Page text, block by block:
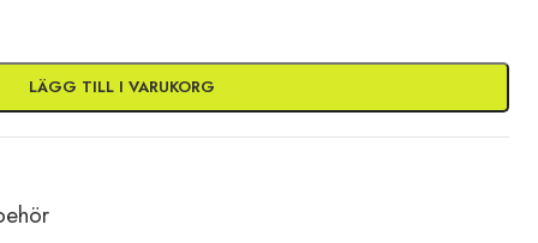
LÄGG TILL I VARUKORG